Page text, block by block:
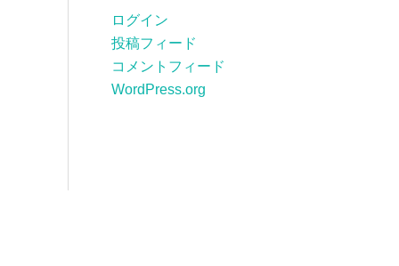
ログイン
投稿フィード
コメントフィード
WordPress.org